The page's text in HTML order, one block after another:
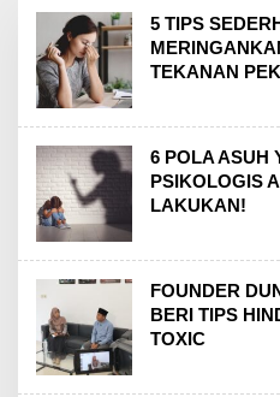
5 TIPS
TEKANAN
6 POLA ASUH
PSIKOLOGIS
LAKUKAN!
FOUNDER
BERI TIPS
TOXIC